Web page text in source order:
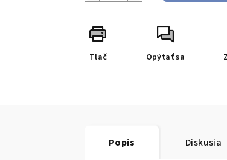
Tlač Opýtať sa
Popis Diskusia